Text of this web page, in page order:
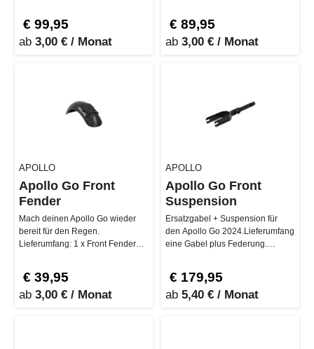
€ 99,95
ab 3,00 € / Monat
€ 89,95
ab 3,00 € / Monat
APOLLO
Apollo Go Front
Fender
Mach deinen Apollo Go wieder
bereit für den Regen.
Lieferumfang: 1 x Front Fender
€ 39,95
ab 3,00 € / Monat
APOLLO
Apollo Go Front
Suspension
Ersatzgabel + Suspension für
den Apollo Go 2024.Lieferumfang
eine Gabel plus Federung.…
€ 179,95
ab 5,40 € / Monat